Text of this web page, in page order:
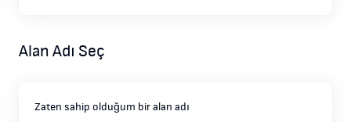
Alan Adı Seç
Zaten sahip olduğum bir alan adı